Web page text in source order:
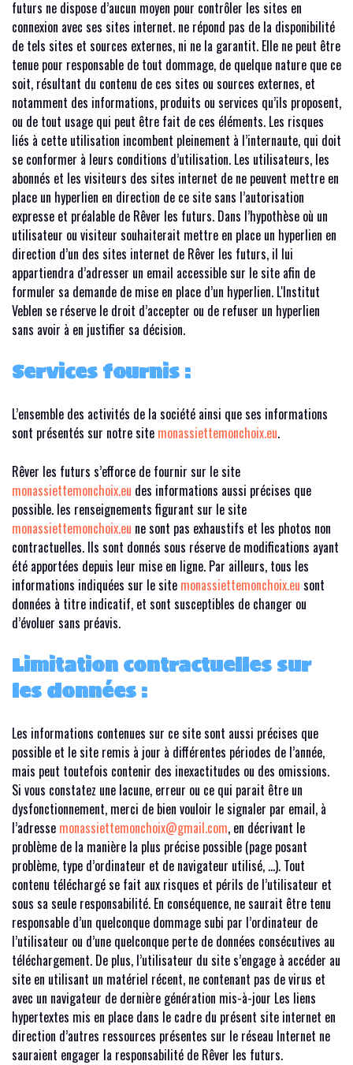
futurs ne dispose d’aucun moyen pour contrôler les sites en
connexion avec ses sites internet. ne répond pas de la disponibilité
de tels sites et sources externes, ni ne la garantit. Elle ne peut être
tenue pour responsable de tout dommage, de quelque nature que ce
soit, résultant du contenu de ces sites ou sources externes, et
notamment des informations, produits ou services qu’ils proposent,
ou de tout usage qui peut être fait de ces éléments. Les risques
liés à cette utilisation incombent pleinement à l’internaute, qui doit
se conformer à leurs conditions d’utilisation. Les utilisateurs, les
abonnés et les visiteurs des sites internet de ne peuvent mettre en
place un hyperlien en direction de ce site sans l’autorisation
expresse et préalable de Rêver les futurs. Dans l’hypothèse où un
utilisateur ou visiteur souhaiterait mettre en place un hyperlien en
direction d’un des sites internet de Rêver les futurs, il lui
appartiendra d’adresser un email accessible sur le site afin de
formuler sa demande de mise en place d’un hyperlien. L'Institut
Veblen se réserve le droit d’accepter ou de refuser un hyperlien
sans avoir à en justifier sa décision.
Services fournis :
L’ensemble des activités de la société ainsi que ses informations
sont présentés sur notre site monassiettemonchoix.eu.
Rêver les futurs s’efforce de fournir sur le site
monassiettemonchoix.eu des informations aussi précises que
possible. les renseignements figurant sur le site
monassiettemonchoix.eu ne sont pas exhaustifs et les photos non
contractuelles. Ils sont donnés sous réserve de modifications ayant
été apportées depuis leur mise en ligne. Par ailleurs, tous les
informations indiquées sur le site monassiettemonchoix.eu sont
données à titre indicatif, et sont susceptibles de changer ou
d’évoluer sans préavis.
Limitation contractuelles sur
les données :
Les informations contenues sur ce site sont aussi précises que
possible et le site remis à jour à différentes périodes de l’année,
mais peut toutefois contenir des inexactitudes ou des omissions.
Si vous constatez une lacune, erreur ou ce qui parait être un
dysfonctionnement, merci de bien vouloir le signaler par email, à
l’adresse monassiettemonchoix@gmail.com, en décrivant le
problème de la manière la plus précise possible (page posant
problème, type d’ordinateur et de navigateur utilisé, …). Tout
contenu téléchargé se fait aux risques et périls de l’utilisateur et
sous sa seule responsabilité. En conséquence, ne saurait être tenu
responsable d’un quelconque dommage subi par l’ordinateur de
l’utilisateur ou d’une quelconque perte de données consécutives au
téléchargement. De plus, l’utilisateur du site s’engage à accéder au
site en utilisant un matériel récent, ne contenant pas de virus et
avec un navigateur de dernière génération mis-à-jour Les liens
hypertextes mis en place dans le cadre du présent site internet en
direction d’autres ressources présentes sur le réseau Internet ne
sauraient engager la responsabilité de Rêver les futurs.